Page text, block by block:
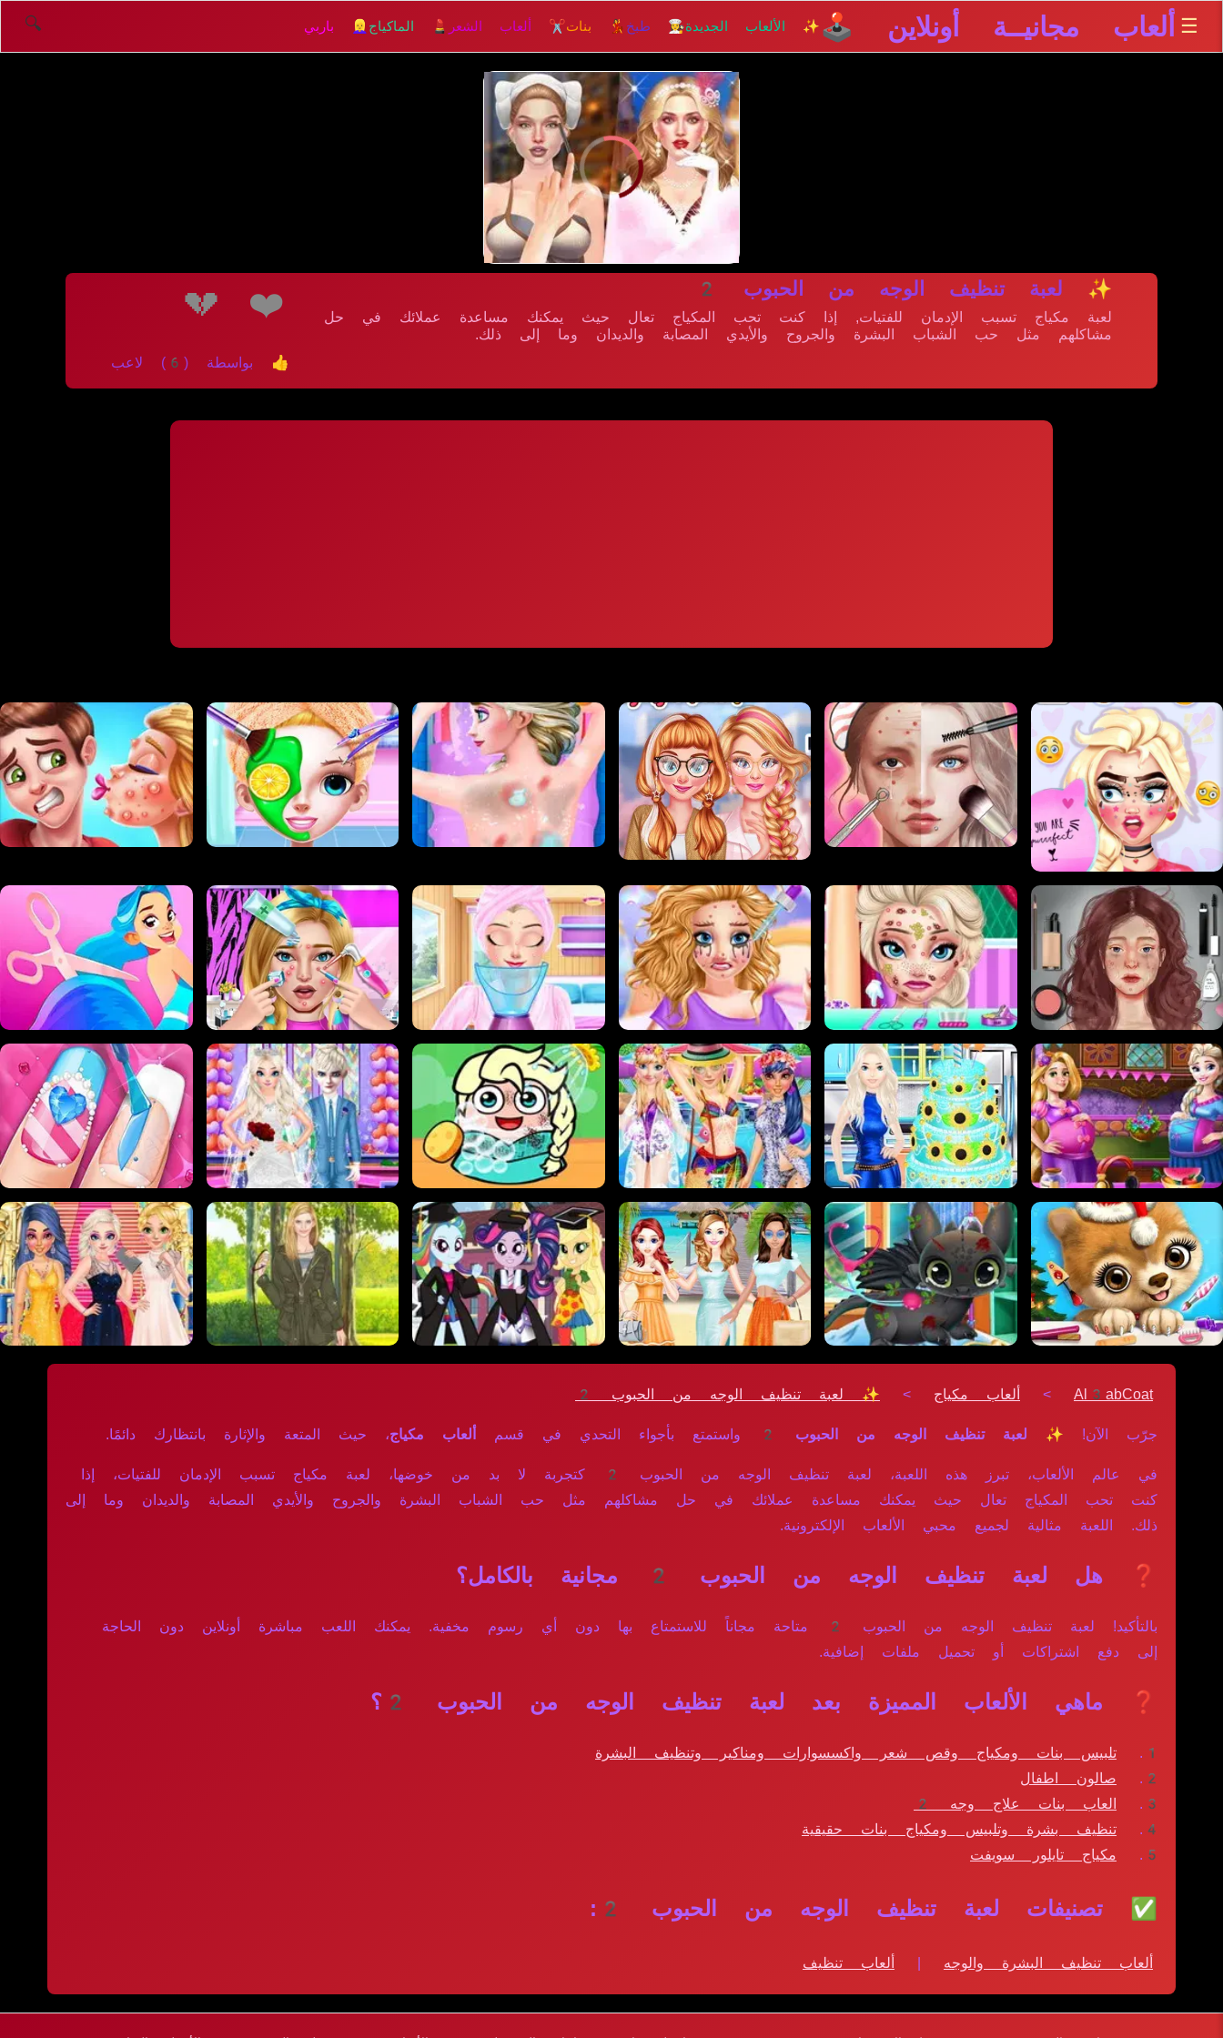
☰ ألعاب مجانيــة أونلاين 🕹️ ✨ الألعاب الجديدة👩‍🍳 طبخ 💃 بنات✂️ ألعاب الشعر 💄 الماكياج 👱‍♀️ باربي 🔍
إلعــــب
❤️
💔
👍 بواسطة (6) لاعب
✨ لعبة تنظيف الوجه من الحبوب 2
لعبة مكياج تسبب الإدمان للفتيات, إذا كنت تحب المكياج تعال حيث يمكنك مساعدة عملائك في حل
مشاكلهم مثل حب الشباب البشرة والجروح والأيدي المصابة والديدان وما إلى ذلك.
Al3abCoat
> ألعاب مكياج > ✨ لعبة تنظيف الوجه من الحبوب 2
جرّب الآن! ✨ لعبة تنظيف الوجه من الحبوب 2 واستمتع بأجواء التحدي في قسم ألعاب مكياج، حيث المتعة والإثارة بانتظارك دائمًا.
في عالم الألعاب، تبرز هذه اللعبة، لعبة تنظيف الوجه من الحبوب 2 كتجربة لا بد من خوضها، لعبة مكياج تسبب الإدمان للفتيات، إذا
كنت تحب المكياج تعال حيث يمكنك مساعدة عملائك في حل مشاكلهم مثل حب الشباب البشرة والجروح والأيدي المصابة والديدان وما إلى
ذلك. اللعبة مثالية لجميع محبي الألعاب الإلكترونية.
❓ هل لعبة تنظيف الوجه من الحبوب 2 مجانية بالكامل؟
بالتأكيد! لعبة تنظيف الوجه من الحبوب 2 متاحة مجاناً للاستمتاع بها دون أي رسوم مخفية. يمكنك اللعب مباشرة أونلاين دون الحاجة
إلى دفع اشتراكات أو تحميل ملفات إضافية.
❓ ماهي الألعاب المميزة بعد لعبة تنظيف الوجه من الحبوب 2؟
تلبيس بنات ومكياج وقص شعر واكسسوارات ومناكير وتنظيف البشرة
صالون اطفال
العاب بنات علاج وجه 2
تنظيف بشرة وتلبيس ومكياج بنات حقيقية
مكياج تايلور سويفت
✅ تصنيفات لعبة تنظيف الوجه من الحبوب 2:
ألعاب تنظيف البشرة والوجه | ألعاب تنظيف